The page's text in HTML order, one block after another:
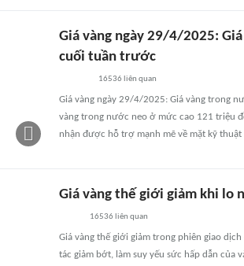
Giá vàng ngày 29/4/2025:
cuối tuần trước
16536 liên quan
Giá vàng ngày 29/4/2025: Giá vàng trong
vàng trong nước neo ở mức cao 121 triệu
nhận được hỗ trợ mạnh mẽ về mặt kỹ thuật
Giá vàng thế giới giảm khi lo
16536 liên quan
Giá vàng thế giới giảm trong phiên giao
tác giảm bớt, làm suy yếu sức hấp dẫn của